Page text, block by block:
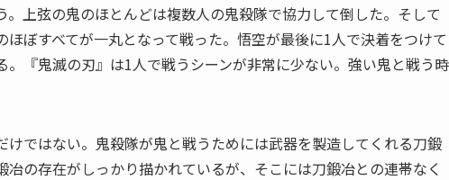
上弦の鬼のほとんどは複数人の鬼殺隊で協力して倒した。そして
ぼすべてが一丸となって戦った。悟空が最後に1人で決着をつけて
『鬼滅の刃』は1人で戦うシーンが非常に少ない。強い鬼と戦う時
ではない。鬼殺隊が鬼と戦うためには武器を製造してくれる刀鍛
の存在がしっかり描かれているが、そこには刀鍛冶との連帯なく